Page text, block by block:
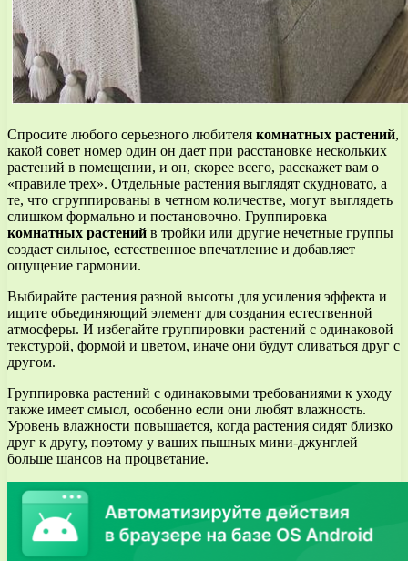
Спросите любого серьезного любителя комнатных растений,
какой совет номер один он дает при расстановке нескольких
растений в помещении, и он, скорее всего, расскажет вам о
«правиле трех». Отдельные растения выглядят скудновато, а
те, что сгруппированы в четном количестве, могут выглядеть
слишком формально и постановочно. Группировка
комнатных растений в тройки или другие нечетные группы
создает сильное, естественное впечатление и добавляет
ощущение гармонии.
Выбирайте растения разной высоты для усиления эффекта и
ищите объединяющий элемент для создания естественной
атмосферы. И избегайте группировки растений с одинаковой
текстурой, формой и цветом, иначе они будут сливаться друг с
другом.
Группировка растений с одинаковыми требованиями к уходу
также имеет смысл, особенно если они любят влажность.
Уровень влажности повышается, когда растения сидят близко
друг к другу, поэтому у ваших пышных мини-джунглей
больше шансов на процветание.